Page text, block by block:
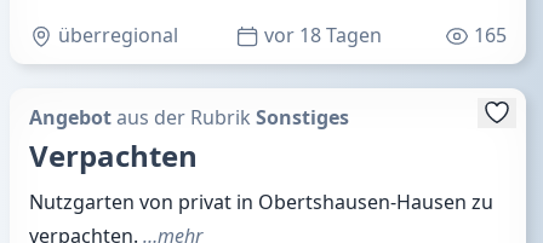
überregional
vor 18 Tagen 165
Angebotaus der Rubrik Sonstiges
Verpachten
Nutzgarten von privat in Obertshausen-Hausen zu
verpachten. …mehr